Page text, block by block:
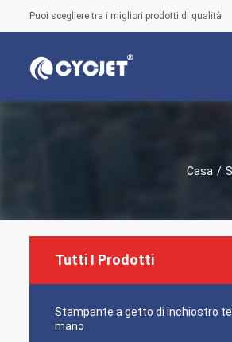
Puoi scegliere tra i migliori prodotti di qualità
Casa /
Tutti I Prodotti
Stampante a getto di inchiostro
mano